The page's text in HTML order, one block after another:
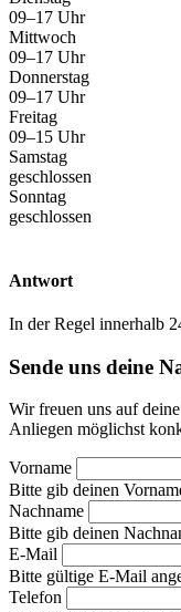
09–17 Uhr
Mittwoch
09–17 Uhr
Donnerstag
09–17 Uhr
Freitag
09–15 Uhr
Samstag
geschlossen
Sonntag
geschlossen
Antwort
In der Regel innerhalb
Sende uns deine
Wir freuen uns auf
Anliegen möglichst
Vorname
Bitte gib deinen
Nachname
Bitte gib deinen
E-Mail
Bitte gültige E-Mail
Telefon